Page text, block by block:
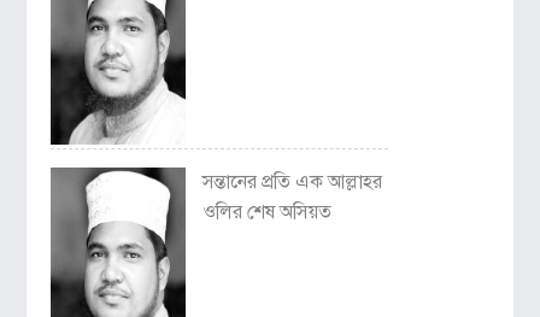
সন্তানের প্রতি এক আল্লাহর
ওলির শেষ অসিয়ত